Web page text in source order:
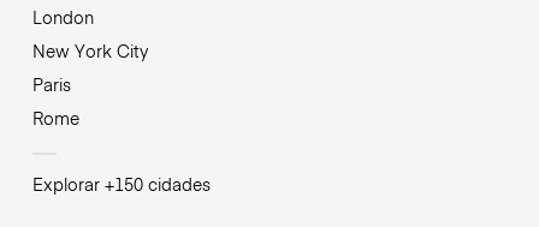
London
New York City
Paris
Rome
Explorar +150 cidades